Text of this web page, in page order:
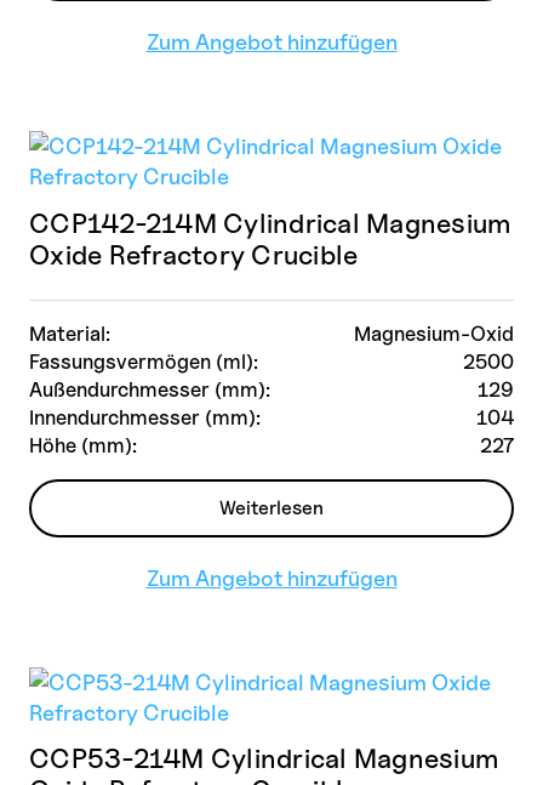
Zum Angebot hinzufügen
Material:
Magnesium-Oxid
Fassungsvermögen (ml):
2500
Außendurchmesser (mm):
129
Innendurchmesser (mm):
104
Höhe (mm):
227
CCP142-214M Cylindrical Magnesium
Oxide Refractory Crucible
Weiterlesen
Zum Angebot hinzufügen
CCP53-214M Cylindrical Magnesium